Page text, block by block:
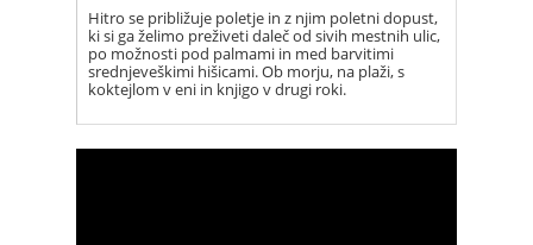
Hitro se približuje poletje in z njim poletni dopust,
ki si ga želimo preživeti daleč od sivih mestnih ulic,
po možnosti pod palmami in med barvitimi
srednjeveškimi hišicami. Ob morju, na plaži, s
koktejlom v eni in knjigo v drugi roki.